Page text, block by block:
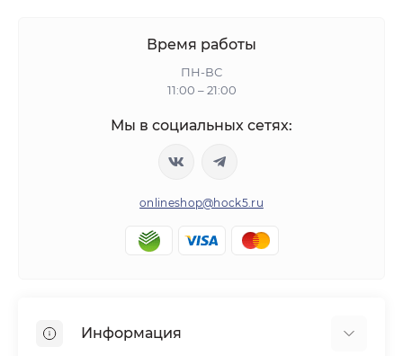
Время работы
ПН-ВС
11:00 – 21:00
Мы в социальных сетях:
onlineshop@hock5.ru
Информация